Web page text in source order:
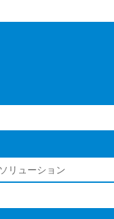
リューション